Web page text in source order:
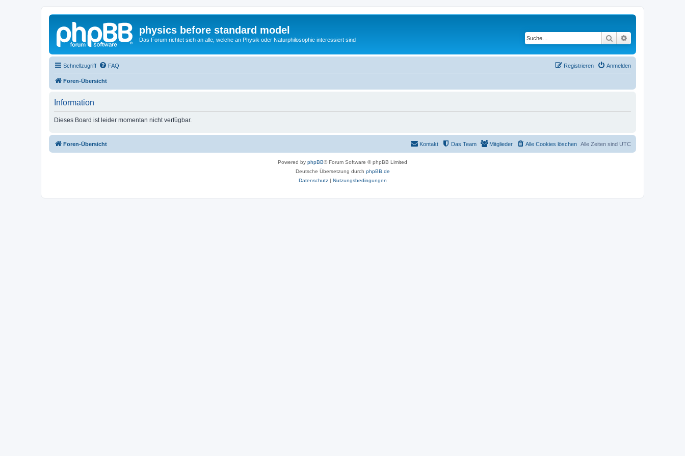
physics before standard model
Das Forum richtet sich an alle, welche an Physik oder Naturphilosophie interessiert sind Suche
Schnellzugriff FAQ Anmelden
Registrieren
Foren-Übersicht
Information
Dieses Board ist leider momentan nicht verfügbar.
Foren-Übersicht Alle Zeiten sind UTC
Alle Cookies löschen
Mitglieder
Das Team
Kontakt
Powered by phpBB® Forum Software © phpBB Limited
Deutsche Übersetzung durch phpBB.de
Datenschutz| Nutzungsbedingungen